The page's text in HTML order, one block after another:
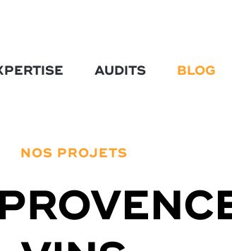
AUDITS BLOG
NOS PROJETS